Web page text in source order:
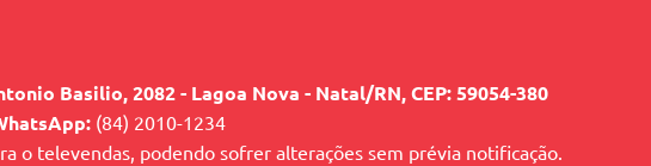
Basilio, 2082 - Lagoa Nova - Natal/RN, CEP: 59054-380
(84) 2010-1234
o televendas, podendo sofrer alterações sem prévia notificação.